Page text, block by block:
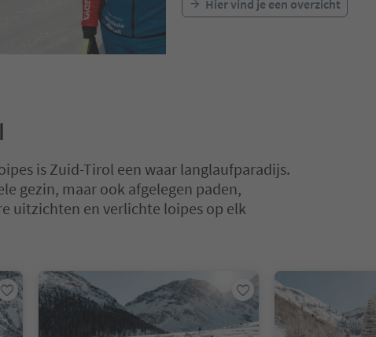
Hier vind je een overzicht
is Zuid-Tirol een waar langlaufparadijs.
gezin, maar ook afgelegen paden,
uitzichten en verlichte loipes op elk